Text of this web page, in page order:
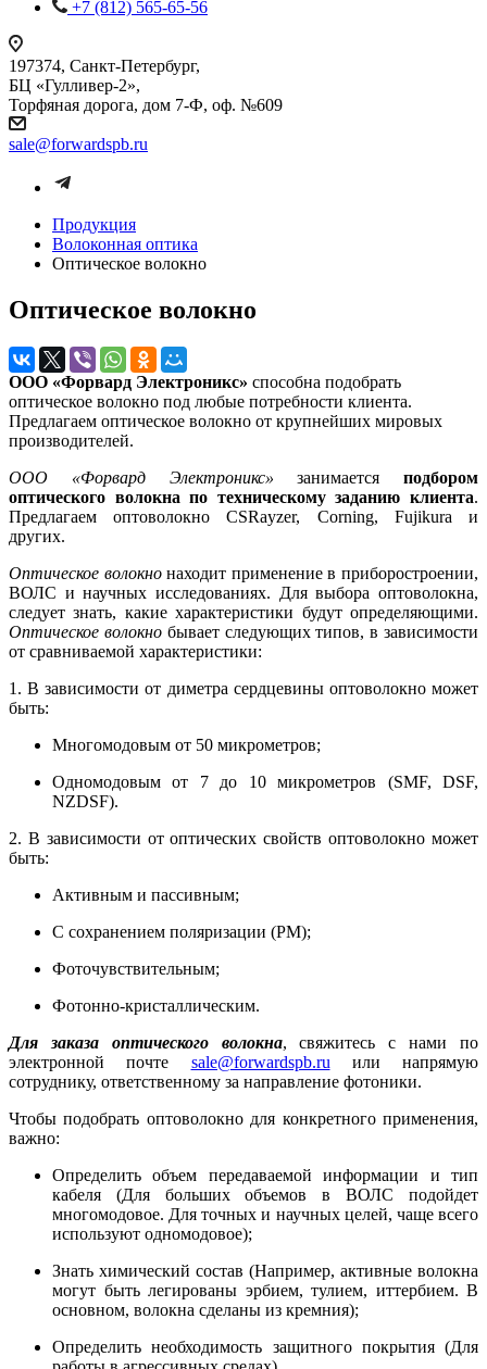
+7 (812) 565-65-56
197374, Санкт-Петербург,
БЦ «Гулливер-2»,
Торфяная дорога, дом 7-Ф, оф. №609
sale@forwardspb.ru
Продукция
Волоконная оптика
Оптическое волокно
Оптическое волокно
ООО «Форвард Электроникс» способна подобрать
оптическое волокно под любые потребности клиента.
Предлагаем оптическое волокно от крупнейших мировых
производителей.
ООО «Форвард Электроникс» занимается подбором
оптического волокна по техническому заданию клиента.
Предлагаем оптоволокно CSRayzer, Corning, Fujikura и
других.
Оптическое волокнонаходит применение в приборостроении,
ВОЛС и научных исследованиях. Для выбора оптоволокна,
следует знать, какие характеристики будут определяющими.
Оптическое волокнобывает следующих типов, в зависимости
от сравниваемой характеристики:
1. В зависимости от диметра сердцевины оптоволокно может
быть:
Многомодовым от 50 микрометров;
Одномодовым от 7 до 10 микрометров (SMF, DSF,
NZDSF).
2. В зависимости от оптических свойств оптоволокно может
быть:
Активным и пассивным;
С сохранением поляризации (PM);
Фоточувствительным;
Фотонно-кристаллическим.
Для заказа оптического волокна, свяжитесь с нами по
электронной почте sale@forwardspb.ru или напрямую
сотруднику, ответственному за направление фотоники.
Чтобы подобрать оптоволокно для конкретного применения,
важно:
Определить объем передаваемой информации и тип
кабеля (Для больших объемов в ВОЛС подойдет
многомодовое. Для точных и научных целей, чаще всего
используют одномодовое);
Знать химический состав (Например, активные волокна
могут быть легированы эрбием, тулием, иттербием. В
основном, волокна сделаны из кремния);
Определить необходимость защитного покрытия (Для